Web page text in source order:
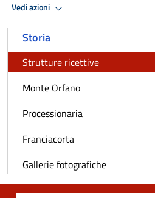
Vedi azioni
Storia
Strutture ricettive
Monte Orfano
Processionaria
Franciacorta
Gallerie fotografiche